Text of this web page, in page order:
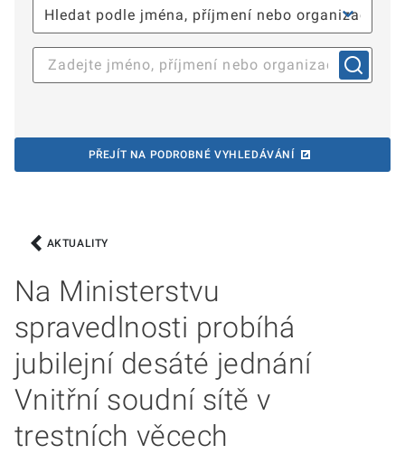
PŘEJÍT NA PODROBNÉ VYHLEDÁVÁNÍ
AKTUALITY
Na Ministerstvu
spravedlnosti probíhá
jubilejní desáté jednání
Vnitřní soudní sítě v
trestních věcech